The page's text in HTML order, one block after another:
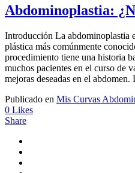
Abdominoplastia:
Introducción La abdominoplastia
plástica más comúnmente
procedimiento tiene una historia
muchos pacientes en el curso de
mejoras deseadas en el abdomen.
Publicado en Mis Curvas
0 Likes
Share